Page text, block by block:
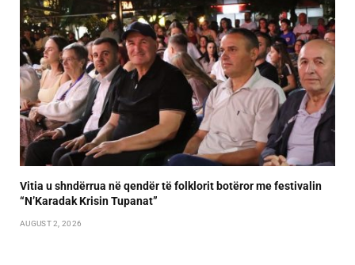
Vitia u shndërrua në qendër të folklorit botëror me festivalin
“N’Karadak Krisin Tupanat”
AUGUST 2, 2026